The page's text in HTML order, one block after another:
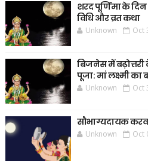
शरद पूर्णिमा के
विधि और व्रत कथा
Unknown Oct
बिजनेस में
पूजा: मां लक्ष्मी का
Unknown Oct
सौभाग्यदायक
Unknown Oct